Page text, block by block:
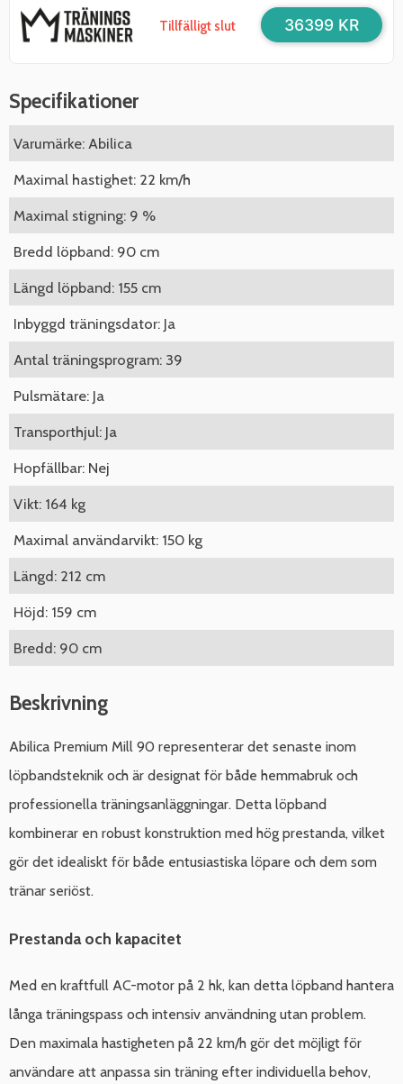
Tillfälligt slut 36399 KR
Specifikationer
Varumärke: Abilica
Maximal hastighet: 22 km/h
Maximal stigning: 9 %
Bredd löpband: 90 cm
Längd löpband: 155 cm
Inbyggd träningsdator: Ja
Antal träningsprogram: 39
Pulsmätare: Ja
Transporthjul: Ja
Hopfällbar: Nej
Vikt: 164 kg
Maximal användarvikt: 150 kg
Längd: 212 cm
Höjd: 159 cm
Bredd: 90 cm
Beskrivning
Abilica Premium Mill 90 representerar det senaste inom
löpbandsteknik och är designat för både hemmabruk och
professionella träningsanläggningar. Detta löpband
kombinerar en robust konstruktion med hög prestanda, vilket
gör det idealiskt för både entusiastiska löpare och dem som
tränar seriöst.
Prestanda och kapacitet
Med en kraftfull AC-motor på 2 hk, kan detta löpband hantera
långa träningspass och intensiv användning utan problem.
Den maximala hastigheten på 22 km/h gör det möjligt för
användare att anpassa sin träning efter individuella behov,